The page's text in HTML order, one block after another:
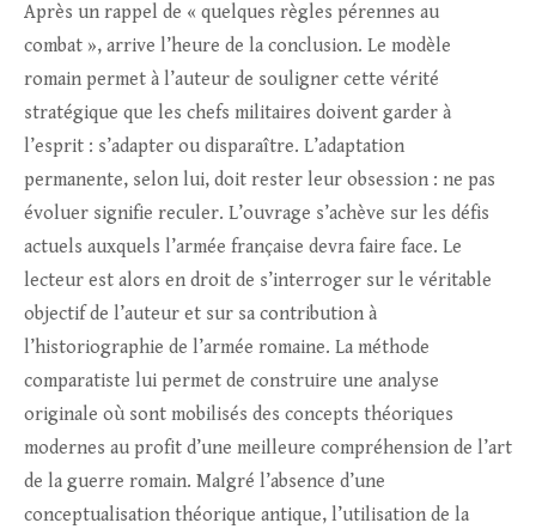
Après un rappel de « quelques règles pérennes au
combat », arrive l’heure de la conclusion. Le modèle
romain permet à l’auteur de souligner cette vérité
stratégique que les chefs militaires doivent garder à
l’esprit : s’adapter ou disparaître. L’adaptation
permanente, selon lui, doit rester leur obsession : ne pas
évoluer signifie reculer. L’ouvrage s’achève sur les défis
actuels auxquels l’armée française devra faire face. Le
lecteur est alors en droit de s’interroger sur le véritable
objectif de l’auteur et sur sa contribution à
l’historiographie de l’armée romaine. La méthode
comparatiste lui permet de construire une analyse
originale où sont mobilisés des concepts théoriques
modernes au profit d’une meilleure compréhension de l’art
de la guerre romain. Malgré l’absence d’une
conceptualisation théorique antique, l’utilisation de la